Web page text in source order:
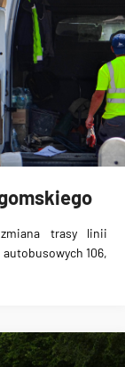
trasy linii
106,